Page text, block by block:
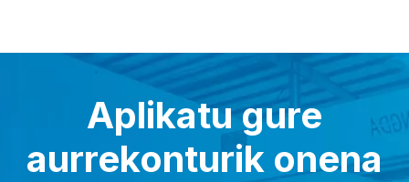
Aplikatu gure
aurrekonturik onena